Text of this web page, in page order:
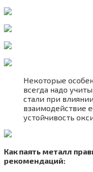
Некоторые
всегда надо
стали при
взаимодействие
устойчивость
Как паять металл
рекомендаций: